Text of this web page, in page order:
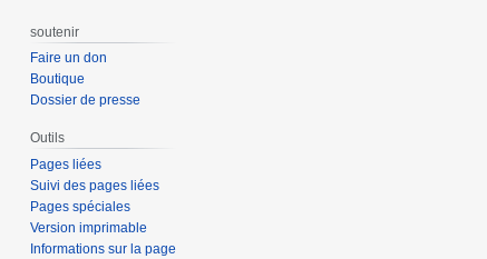
soutenir
Faire un don
Boutique
Dossier de presse
Outils
Pages liées
Suivi des pages liées
Pages spéciales
Version imprimable
Informations sur la page